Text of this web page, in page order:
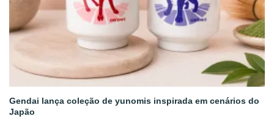
Gendai lança coleção de yunomis inspirada em cenários do
Japão